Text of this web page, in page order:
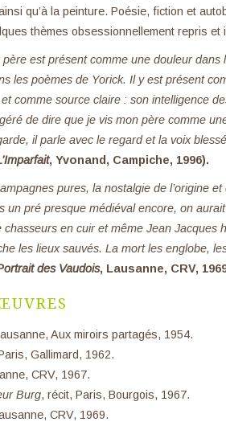
qu’à la peinture. Poésie, fiction et
thèmes obsessionnellement repris et
est présent comme une douleur
les poèmes de Yorick. Il y est présent
comme source claire : son intelligence
de dire que je vis mon père comme
il parle avec le regard et la voix
, Yvonand, Campiche, 1996).
pures, la nostalgie de l’origine
un pré presque médiéval encore, on
en cuir et même Jean Jacques
les lieux sauvés. La mort les englobe,
des Vaudois, Lausanne, CRV,
Aux miroirs partagés, 1954.
Gallimard, 1962.
CRV, 1967.
Burg, récit, Paris, Bourgois, 1967.
CRV, 1969.